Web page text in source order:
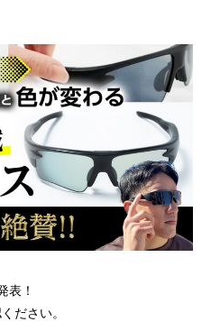
表！
ださい。